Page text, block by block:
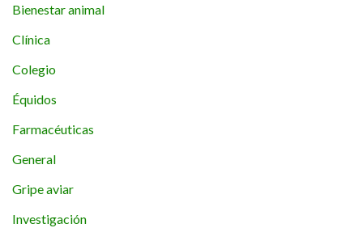
Bienestar animal
Clínica
Colegio
Équidos
Farmacéuticas
General
Gripe aviar
Investigación